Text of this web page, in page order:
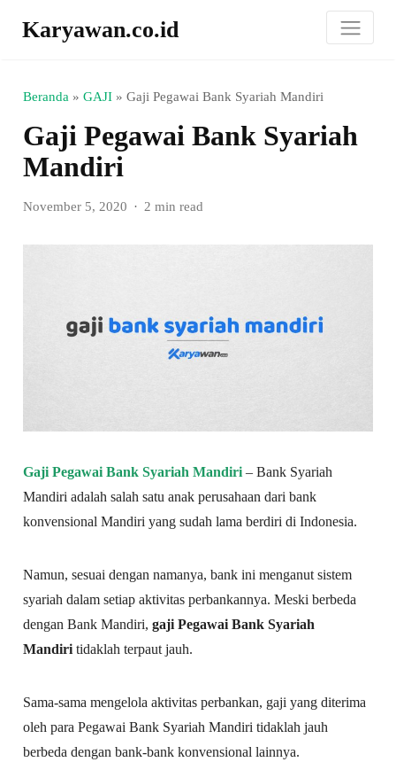
Karyawan.co.id
Beranda »GAJI »Gaji Pegawai Bank Syariah Mandiri
Gaji Pegawai Bank Syariah
Mandiri
November 5, 2020 2 min read
Gaji Pegawai Bank Syariah Mandiri – Bank Syariah
Mandiri adalah salah satu anak perusahaan dari bank
konvensional Mandiri yang sudah lama berdiri di Indonesia.
Namun, sesuai dengan namanya, bank ini menganut sistem
syariah dalam setiap aktivitas perbankannya. Meski berbeda
dengan Bank Mandiri,gaji Pegawai Bank Syariah
Mandiritidaklah terpaut jauh.
Sama-sama mengelola aktivitas perbankan, gaji yang diterima
oleh para Pegawai Bank Syariah Mandiri tidaklah jauh
berbeda dengan bank-bank konvensional lainnya.